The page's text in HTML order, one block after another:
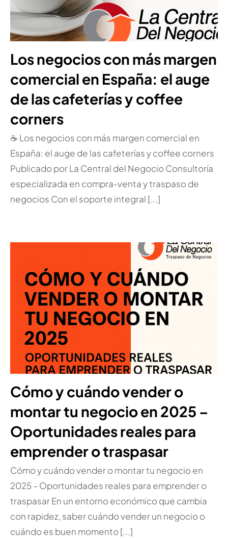
Los negocios con más margen
comercial en España: el auge
de las cafeterías y coffee
corners
☕ Los negocios con más margen comercial en
España: el auge de las cafeterías y coffee corners
Publicado por La Central del Negocio Consultoría
especializada en compra-venta y traspaso de
negocios Con el soporte integral [...]
Cómo y cuándo vender o
montar tu negocio en 2025 –
Oportunidades reales para
emprender o traspasar
Cómo y cuándo vender o montar tu negocio en
2025 – Oportunidades reales para emprender o
traspasar En un entorno económico que cambia
con rapidez, saber cuándo vender un negocio o
cuándo es buen momento [...]